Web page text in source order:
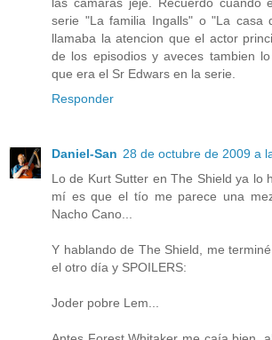
serie "La familia Ingalls" o "La casa
llamaba la atencion que el actor
de los episodios y aveces tambien
que era el Sr Edwars en la serie.
Responder
Daniel-San 28 de octubre de 2009 a
Lo de Kurt Sutter en The Shield ya lo
mí es que el tío me parece una
Nacho Cano...
Y hablando de The Shield, me
el otro día y SPOILERS:
Joder pobre Lem...